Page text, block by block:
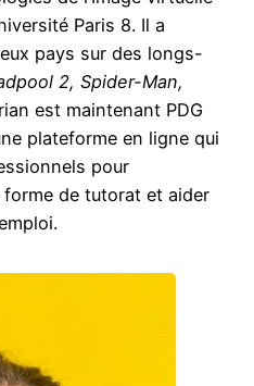
Paris 8. Il a
pays sur des longs-
2, Spider-Man,
est maintenant PDG
plateforme en ligne qui
pour
de tutorat et aider